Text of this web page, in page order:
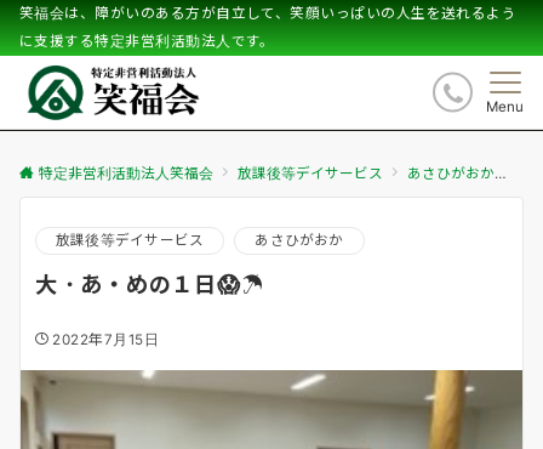
笑福会は、障がいのある方が自立して、笑顔いっぱいの人生を送れるよう
に支援する特定非営利活動法人です。
Menu
特定非営利活動法人笑福会 放課後等デイサービス あさひがおか
放課後等デイサービス あさひがおか
大・あ・めの１日😱☂
2022年7月15日